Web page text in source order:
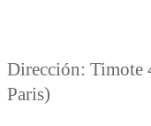
Dirección: Timote
Paris)